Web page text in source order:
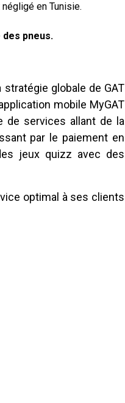
en Tunisie.
pneus.
globale de GAT
mobile MyGAT
de services allant de la
par le paiement en
jeux quizz avec des
optimal à ses clients